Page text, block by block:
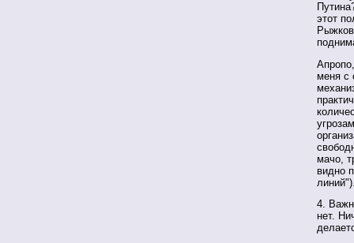
этот
меня с
мачо,
видно
4.
нет.